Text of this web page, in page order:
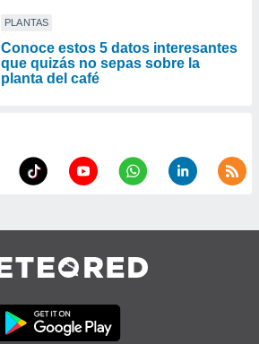
PLANTAS
Conoce estos 5 datos interesantes
que quizás no sepas sobre la
planta del café